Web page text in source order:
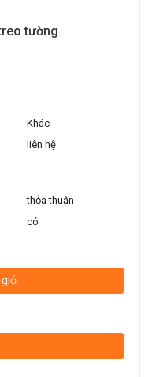
tường
Khác
liên hệ
thỏa thuận
có